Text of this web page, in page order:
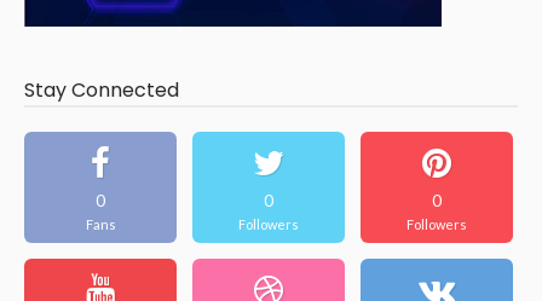
Stay Connected
0
Fans
0
Followers
0
Followers